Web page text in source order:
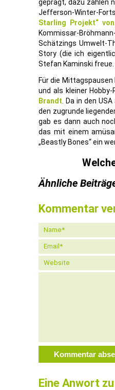
geprägt, dazu zählen
Jefferson-Winter-
Starling Projekt“
Kommissar-
Schätzings Umwelt-
Story (die ich
Stefan Kaminski freue.
Für die
und als kleiner
Brandt . Da in den
den zugrunde
gab es dann auch
das mit einem
„Beastly Bones“ ein
Ähnliche
Kommentar
Eine Anwort